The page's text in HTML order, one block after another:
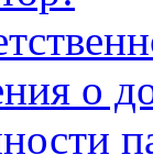
о